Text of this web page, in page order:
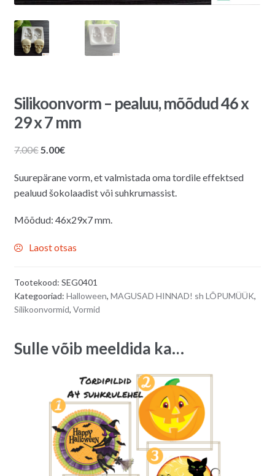
Silikoonvorm – pealuu, mõõdud 46 x
29 x 7 mm
7.00€ Algne
oli:
7.00€.
5.00€Praegune
on:
5.00€.
Suurepärane vorm, et valmistada oma tordile effektsed
pealuud šokolaadist või suhkrumassist.
Mõõdud: 46x29x7 mm.
Laost otsas
Tootekood: SEG0401
Kategooriad: Halloween, MAGUSAD HINNAD! sh LÕPUMÜÜK,
Silikoonvormid, Vormid
Sulle võib meeldida ka…